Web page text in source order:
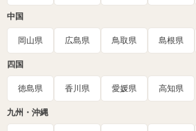
中国
岡山県 広島県 鳥取県 島根県
四国
徳島県 香川県 愛媛県 高知県
九州・沖縄